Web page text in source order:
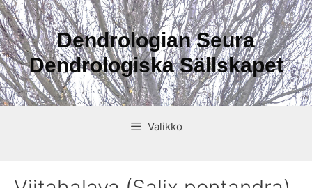
Siirry
sisältöön
Dendrologian Seura
Dendrologiska Sällskapet
Valikko